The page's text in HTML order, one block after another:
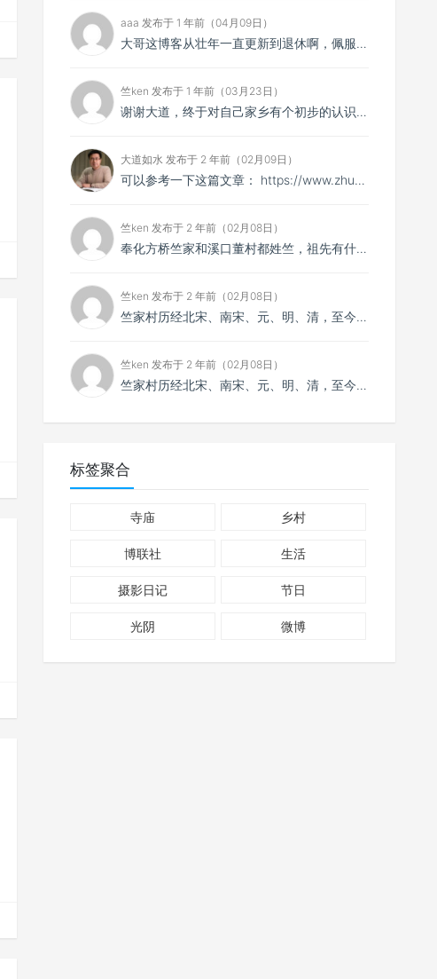
aaa 发布于 1 年前（04月09日）
大哥这博客从壮年一直更新到退休啊，佩服。我上学时候三分钟热度过去后就懒得搞了
竺ken 发布于 1 年前（03月23日）
谢谢大道，终于对自己家乡有个初步的认识！
大道如水 发布于 2 年前（02月09日）
可以参考一下这篇文章： https://www.zhuf.net/archives/1526
竺ken 发布于 2 年前（02月08日）
奉化方桥竺家和溪口董村都姓竺，祖先有什么关系吗
竺ken 发布于 2 年前（02月08日）
竺家村历经北宋、南宋、元、明、清，至今已有约900年历史。走进竺家村，这里依然保存着许多古老的建筑，...
竺ken 发布于 2 年前（02月08日）
竺家村历经北宋、南宋、元、明、清，至今已有约900年历史。走进竺家村，这里依然保存着许多古老的建筑，...
标签聚合
寺庙 乡村
博联社 生活
摄影日记 节日
光阴 微博